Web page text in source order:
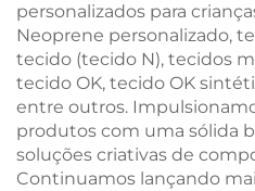
personalizados para
Neoprene personalizado,
tecido (tecido N), tecidos
tecido OK, tecido OK
entre outros.
produtos com uma sólida
soluções criativas de
Continuamos lançando